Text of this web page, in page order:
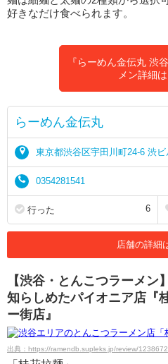
好きなだけ食べられます。
『らーめん金伝丸 渋
メン詳細
らーめん金伝丸
東京都渋谷区宇田川町24-6 渋
0354281541
行った 6
店舗の詳細
【渋谷・とんこつラーメン
知らしめたパイオニア店『
ー街店』
出典：https://ramendb.supleks.jp/review/